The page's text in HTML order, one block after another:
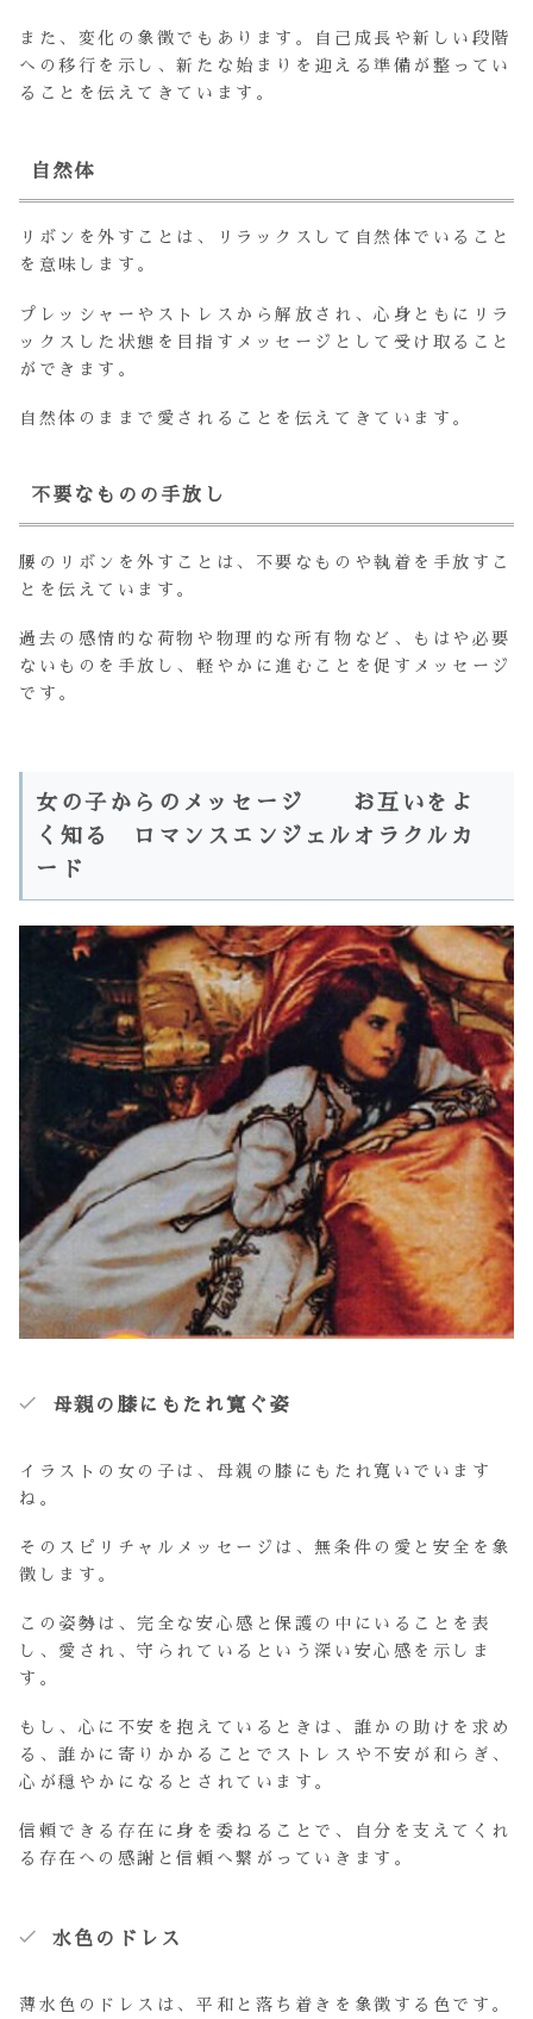
また、変化の象徴でもあります。自己成長や新しい段階
への移行を示し、新たな始まりを迎える準備が整ってい
ることを伝えてきています。
自然体
リボンを外すことは、リラックスして自然体でいること
を意味します。
プレッシャーやストレスから解放され、心身ともにリラ
ックスした状態を目指すメッセージとして受け取ること
ができます。
自然体のままで愛されることを伝えてきています。
不要なものの手放し
腰のリボンを外すことは、不要なものや執着を手放すこ
とを伝えています。
過去の感情的な荷物や物理的な所有物など、もはや必要
ないものを手放し、軽やかに進むことを促すメッセージ
です。
女の子からのメッセージ お互いをよ
く知る ロマンスエンジェルオラクルカ
ード
母親の膝にもたれ寛ぐ姿
イラストの女の子は、母親の膝にもたれ寛いでいます
ね。
そのスピリチャルメッセージは、無条件の愛と安全を象
徴します。
この姿勢は、完全な安心感と保護の中にいることを表
し、愛され、守られているという深い安心感を示しま
す。
もし、心に不安を抱えているときは、誰かの助けを求め
る、誰かに寄りかかることでストレスや不安が和らぎ、
心が穏やかになるとされています。
信頼できる存在に身を委ねることで、自分を支えてくれ
る存在への感謝と信頼へ繋がっていきます。
水色のドレス
薄水色のドレスは、平和と落ち着きを象徴する色です。